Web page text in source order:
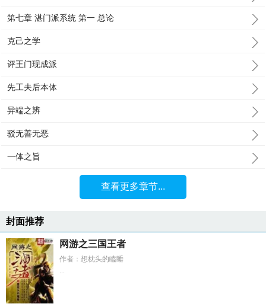
第七章 湛门派系统 第一 总论
克己之学
评王门现成派
先工夫后本体
异端之辨
驳无善无恶
一体之旨
查看更多章节...
封面推荐
网游之三国王者
作者：想枕头的瞌睡
...